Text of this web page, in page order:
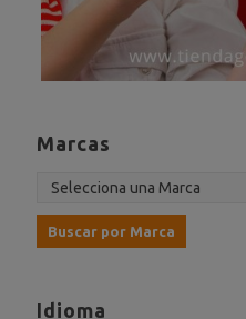
Marcas
Idioma